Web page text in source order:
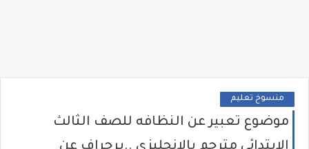
منسوخ تعليم
موضوع تعبير عن النظافه للصف الثالث